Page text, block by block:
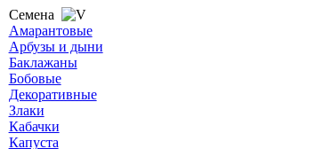
Семена
Амарантовые
Арбузы и дыни
Баклажаны
Бобовые
Декоративные
Злаки
Кабачки
Капуста